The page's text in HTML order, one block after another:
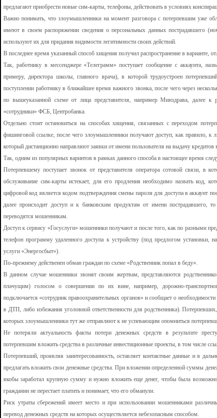
предлагают приобрести новые сим-карты, телефоны, действовать в условиях
Важно понимать, что злоумышленники на момент разговора с потерпевшим уже
имеют в своем распоряжении сведения о персональных данных пострадавшего
используют их для придания видимости легитимности своих действий.
В последнее время указанный способ хищения получил распространение в варианте,
Так, работнику в мессенджере «Телеграмм» поступает сообщение с аккаунта,
примеру, директора школы, главного врача), в которой трудоустроен
поступлении работнику в ближайшее время важного звонка, после чего через
по вышеуказанной схеме от лица представителя, например Минздрава, далее
«сотрудники» ФСБ, Центробанка.
Отдельно стоит остановиться на способах хищения, связанных с переходом
фишинговой ссылке, после чего злоумышленники получают доступ, как правило, к
который дистанционно направляют заявки от имени пользователя на выдачу кредитов
Так, одним из популярных варинтов в рамках данного способа в настоящее время
Потерпевшему поступает звонок от представителя оператора сотовой связи, в
обслуживание сим-карты истекает, для его продления необходимо назвать код,
цифровой код является кодом подтверждения смены пароля для доступа в аккаунт
далее происходит доступ и к банковским продуктам от имени пострадавшего,
переводятся мошенникам.
Доступ к сервису «Госуслуги» мошенники получают и после того, как по разными
телефон программу удаленного доступа к устройству (под предлогом установки,
услуги «Энергосбыт»).
По-прежнему действенен обман граждан по схеме «Родственник попал в беду».
В данном случае мошенники звонят своим жертвам, представляются
плачущим) голосом о совершении по их вине, например, дорожно-
подключается «сотрудник правоохранительных органов» и сообщает о
в ДТП, либо избежания уголовной ответственности для родственника).
которых злоумышленники тут же отправляют к не успевающим опомниться
Не потеряли актуальность факты потери денежных средств в результате
потерпевшим вложить средства в различные инвестиционные проекты, в том числе
Потерпевший, проявляя заинтересованность, оставляет контактные данные и в
предлагать вложить свои денежные средства. При вложении определенной суммы
якобы заработал крупную сумму и нужно вложить еще денег, чтобы была
гражданин не перестает платить и понимает, что его обманули.
Риск утраты сбережений имеет место и при использовании мошенниками
перевод денежных средств на которых осуществляется небезопасным способом.